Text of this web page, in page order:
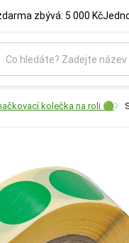
zbývá: 5 000 Kč
kolečka na roli 🟢